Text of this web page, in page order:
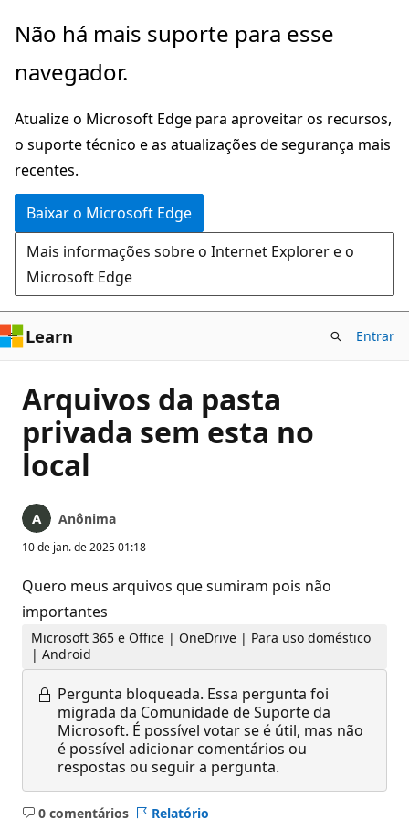
Pular
o
principal
Não há mais suporte para esse
navegador.
Atualize o Microsoft Edge para aproveitar os recursos,
o suporte técnico e as atualizações de segurança mais
recentes.
Baixar o Microsoft Edge
Mais informações sobre o Internet Explorer e o
Microsoft Edge
Learn Entrar
Arquivos da pasta
privada sem esta no
local
Anônima
10 de jan. de 2025 01:18
Quero meus arquivos que sumiram pois não
importantes
Microsoft 365 e Office | OneDrive | Para uso doméstico
| Android
Pergunta bloqueada. Essa pergunta foi
migrada da Comunidade de Suporte da
Microsoft. É possível votar se é útil, mas não
é possível adicionar comentários ou
respostas ou seguir a pergunta.
0 comentários Relatório